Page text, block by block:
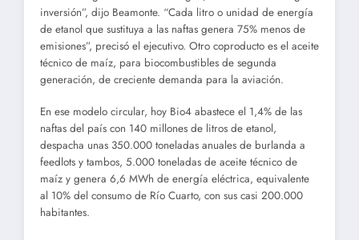
inversión”, dijo Beamonte. “Cada litro o unidad de energía
de etanol que sustituya a las naftas genera 75% menos de
emisiones”, precisó el ejecutivo. Otro coproducto es el aceite
técnico de maíz, para biocombustibles de segunda
generación, de creciente demanda para la aviación.
En ese modelo circular, hoy Bio4 abastece el 1,4% de las
naftas del país con 140 millones de litros de etanol,
despacha unas 350.000 toneladas anuales de burlanda a
feedlots y tambos, 5.000 toneladas de aceite técnico de
maíz y genera 6,6 MWh de energía eléctrica, equivalente
al 10% del consumo de Río Cuarto, con sus casi 200.000
habitantes.